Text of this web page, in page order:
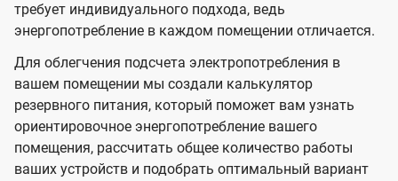
требует индивидуального подхода, ведь
энергопотребление в каждом помещении отличается.
Для облегчения подсчета электропотребления в
вашем помещении мы создали калькулятор
резервного питания, который поможет вам узнать
ориентировочное энергопотребление вашего
помещения, рассчитать общее количество работы
ваших устройств и подобрать оптимальный вариант